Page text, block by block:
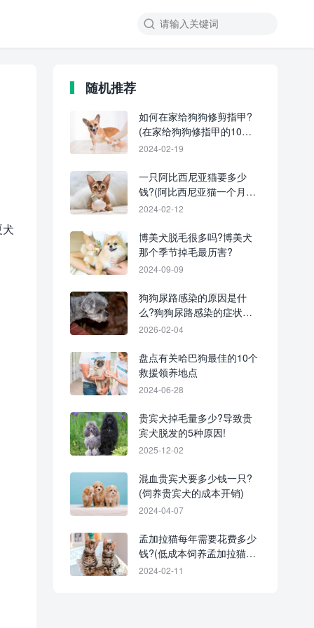
随机推荐
如何在家给狗狗修剪指甲?
(在家给狗狗修指甲的10个
简单步骤)
2024-02-19
一只阿比西尼亚猫要多少
钱?(阿比西尼亚猫一个月花
费要多少钱)
2024-02-12
博美犬脱毛很多吗?博美犬
那个季节掉毛最历害?
2024-09-09
狗狗尿路感染的原因是什
么?狗狗尿路感染的症状及
有效防治策略
2026-02-04
盘点有关哈巴狗最佳的10个
救援领养地点
2024-06-28
贵宾犬掉毛量多少?导致贵
宾犬脱发的5种原因!
2025-12-02
混血贵宾犬要多少钱一只?
(饲养贵宾犬的成本开销)
2024-04-07
孟加拉猫每年需要花费多少
钱?(低成本饲养孟加拉猫的
省钱秘诀)
2024-02-11